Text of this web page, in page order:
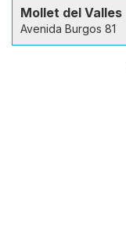
Mollet del Valles
Avenida Burgos 81